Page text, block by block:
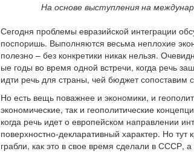
На основе выступления на
Сегодня проблемы евразийской интеграции
поспоришь. Выполняются весьма неплохие
полезно – без конкретики никак нельзя.
ые годы во время одной встречи, когда речь
идти речь для страны, чей бюджет сопоставим
Но есть вещь поважнее и экономики, и
экономические, так и геополитические
когда речь идет о европейском направлении
поверхностно-декларативный характер. Но
грабли, как это в свое время сделали в СССР,